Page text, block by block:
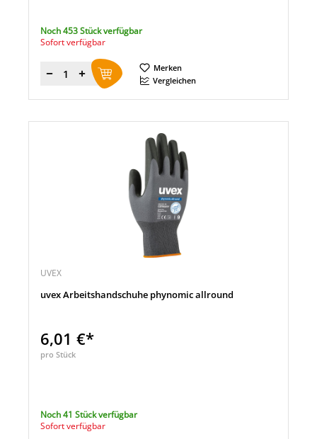
Noch 453 Stück verfügbar
Sofort verfügbar
Menge
Merken
Vergleichen
UVEX
uvex Arbeitshandschuhe phynomic allround
6,01 €*
pro Stück
Noch 41 Stück verfügbar
Sofort verfügbar